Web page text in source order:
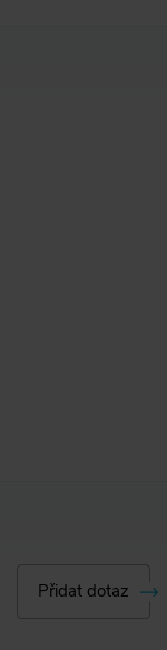
Přidat dotaz